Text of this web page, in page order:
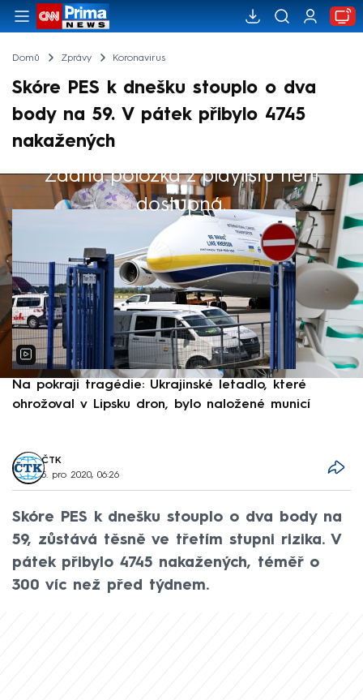
Domů Zprávy Koronavirus
Skóre PES k dnešku stouplo o dva
body na 59. V pátek přibylo 4745
nakažených
Žádná položka z playlistu není
dostupná.
Výběr redakce
Na pokraji tragédie: Ukrajinské letadlo, které
ohrožoval v Lipsku dron, bylo naložené municí
ČTK
5. pro 2020, 06:26
Skóre PES k dnešku stouplo o dva body na
59, zůstává těsně ve třetím stupni rizika. V
pátek přibylo 4745 nakažených, téměř o
300 víc než před týdnem.